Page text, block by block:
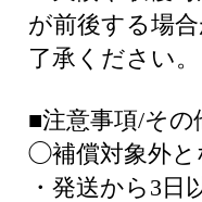
が前後する場
了承ください。
■注意事項/その
◯補償対象外と
・発送から3日